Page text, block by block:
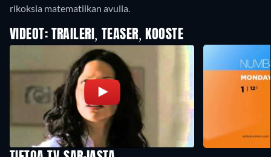
rikoksia matematiikan avulla.
VIDEOT: TRAILERI, TEASER, KOOSTE